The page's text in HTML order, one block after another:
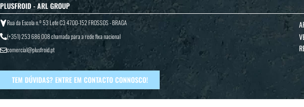
PLUSFROID - ARL GROUP
Rua da Escola n.º 53 Lote C3 4700-152 FROSSOS - BRAGA
(+351) 253 686 008chamada para a rede fixa nacional
comercial@plusfroid.pt
TEM DÚVIDAS? ENTRE EM CONTACTO CONNOSCO!